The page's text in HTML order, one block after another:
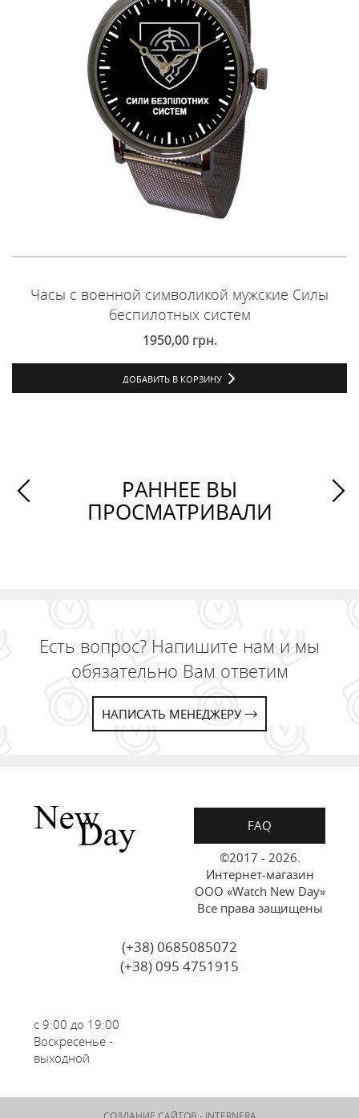
Часы с военной символикой мужские Силы
беспилотных систем
1950,00 грн.
ДОБАВИТЬ В КОРЗИНУ
РАННЕЕ ВЫ
ПРОСМАТРИВАЛИ
Есть вопрос? Напишите нам и мы
обязательно Вам ответим
НАПИСАТЬ МЕНЕДЖЕРУ
FAQ
©2017 - 2026.
Интернет-магазин
ООО «Watch New Day»
Все права защищены
(+38) 0685085072
(+38) 095 4751915
с 9:00 до 19:00
Воскресенье -
выходной